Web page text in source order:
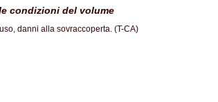
condizioni del volume
danni alla sovraccoperta. (T-CA)